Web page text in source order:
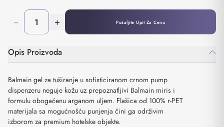
− + Pošaljite Upit Za Cenu
Opis Proizvoda
Balmain gel za tuširanje u sofisticiranom crnom pump
dispenzeru neguje kožu uz prepoznatljivi Balmain miris i
formulu obogaćenu arganom uljem. Flašica od 100% r-PET
materijala sa mogućnošću punjenja čini ga održivim
izborom za premium hotelske objekte.